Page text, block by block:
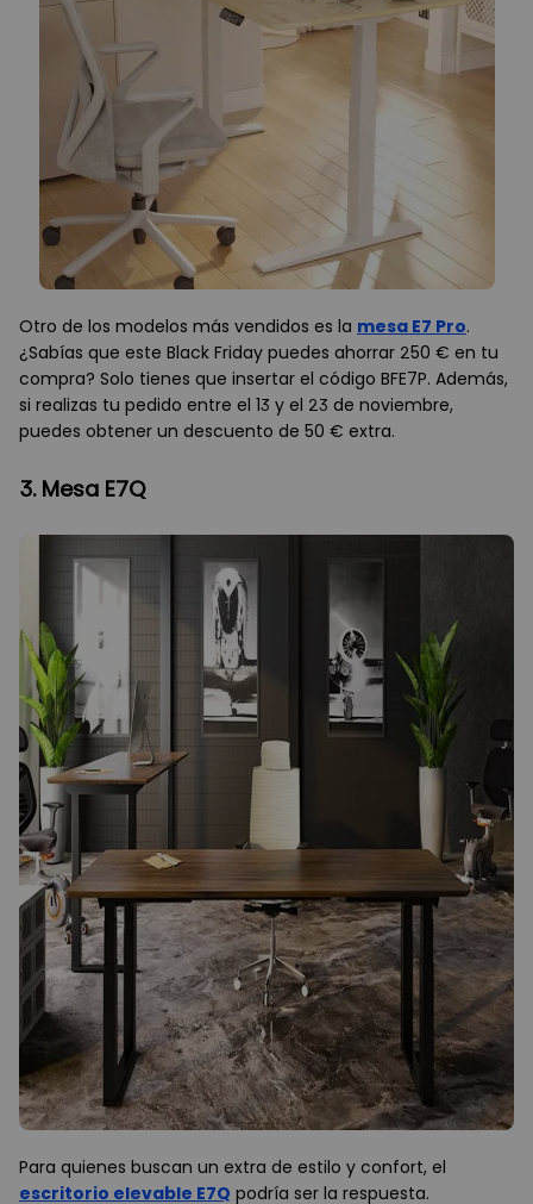
Otro de los modelos más vendidos es la mesa E7 Pro.
¿Sabías que este Black Friday puedes ahorrar 250 € en tu
compra? Solo tienes que insertar el código BFE7P. Además,
si realizas tu pedido entre el 13 y el 23 de noviembre,
puedes obtener un descuento de 50 € extra.
3. Mesa E7Q
Para quienes buscan un extra de estilo y confort, el
escritorio elevable E7Q podría ser la respuesta.